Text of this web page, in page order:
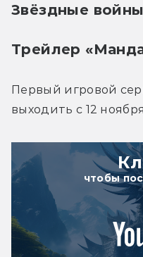
Звёздные войны
Трейлер
Первый игровой
выходить с 12
чтобы